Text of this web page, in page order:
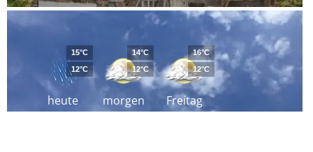
heute
15°C
12°C
morgen
14°C
12°C
Freitag
16°C
12°C